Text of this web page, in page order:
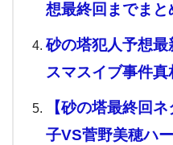
想最終回までまと
砂の塔犯人予想最
スマスイブ事件
【砂の塔最終回
子VS菅野美穂ハ